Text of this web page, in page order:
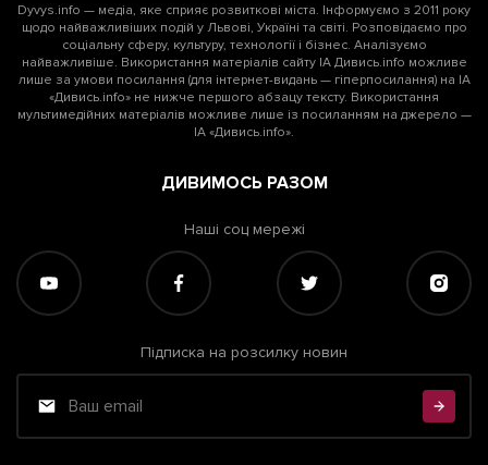
Dyvys.info — медіа, яке сприяє розвиткові міста. Інформуємо з 2011 року
щодо найважливіших подій у Львові, Україні та світі. Розповідаємо про
соціальну сферу, культуру, технології і бізнес. Аналізуємо
найважливіше. Використання матеріалів сайту ІА Дивись.info можливе
лише за умови посилання (для інтернет-видань — гіперпосилання) на ІА
«Дивись.info» не нижче першого абзацу тексту. Використання
мультимедійних матеріалів можливе лише із посиланням на джерело —
ІА «Дивись.info».
ДИВИМОСЬ РАЗОМ
Наші соц мережі
Підписка на розсилку новин